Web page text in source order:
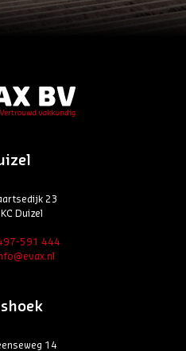
23
Duizel
591 444
14